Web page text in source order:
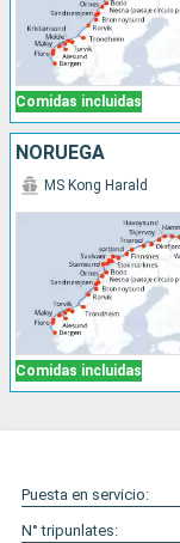
Comidas incluidas
NORUEGA
Comidas incluidas
MS Kong Harald
Puesta en servicio:
N° tripunlates: